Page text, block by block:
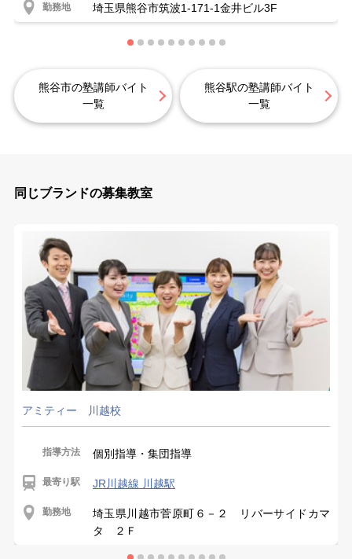
勤務地 埼玉県熊谷市筑波1-171-1金井ビル3F
熊谷市の塾講師バイト
一覧
熊谷駅の塾講師バイト
一覧
同じブランドの募集教室
アミティー 川越校
指導方法 個別指導・集団指導
最寄り駅 JR川越線 川越駅
勤務地
埼玉県川越市菅原町６－２ リバーサイドカマ
タ ２Ｆ